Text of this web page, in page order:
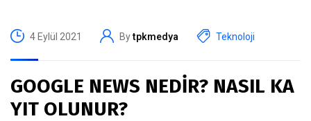
4 Eylül 2021 Bytpkmedya Teknoloji
GOOGLE NEWS NEDİR? NASIL KA
YIT OLUNUR?